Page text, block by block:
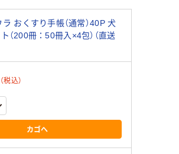
おくすり手帳（通常）40P 犬
（200冊：50冊入×4包）（直送
（税込）
カゴへ